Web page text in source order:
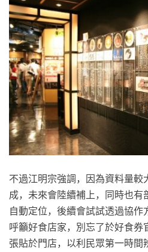
不過江明宗強調，因為資料量較
成，未來會陸續補上，同時也有
自動定位，後續會試試透過協
呼籲好食店家，別忘了於好食
張貼於門店，以利民眾第一時間